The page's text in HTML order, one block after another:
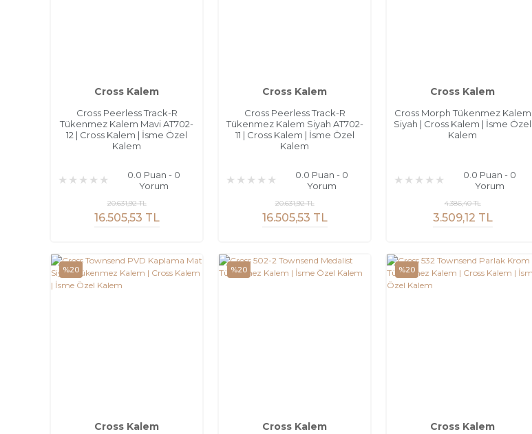
Cross Kalem
Cross Peerless Track-R
Tükenmez Kalem Mavi AT702-
12 | Cross Kalem | İsme Özel
Kalem
0.0 Puan - 0
Yorum
16.505,53 TL
20.631,92 TL
Cross Kalem
Cross Peerless Track-R
Tükenmez Kalem Siyah AT702-
11 | Cross Kalem | İsme Özel
Kalem
0.0 Puan - 0
Yorum
16.505,53 TL
20.631,92 TL
Cross Kalem
Cross Morph Tükenmez Kalem
Siyah | Cross Kalem | İsme Özel
Kalem
0.0 Puan - 0
Yorum
3.509,12 TL
4.386,40 TL
%20
Cross Kalem
%20
Cross Kalem
%20
Cross Kalem